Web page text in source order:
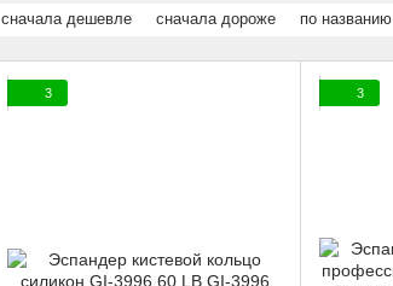
сначала дешевле сначала дороже по названию
3 3